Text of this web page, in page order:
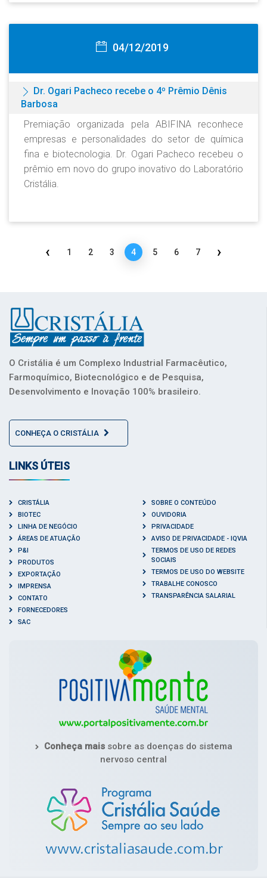
04/12/2019
Dr. Ogari Pacheco recebe o 4º Prêmio Dênis
Barbosa
Premiação organizada pela ABIFINA reconhece
empresas e personalidades do setor de química
fina e biotecnologia. Dr. Ogari Pacheco recebeu o
prêmio em novo do grupo inovativo do Laboratório
Cristália.
‹ 1 2 3 4 5 6 7 ›
O Cristália é um Complexo Industrial Farmacêutico,
Farmoquímico, Biotecnológico e de Pesquisa,
Desenvolvimento e Inovação 100% brasileiro.
CONHEÇA O CRISTÁLIA
LINKS ÚTEIS
CRISTÁLIA
BIOTEC
LINHA DE NEGÓCIO
ÁREAS DE ATUAÇÃO
P&I
PRODUTOS
EXPORTAÇÃO
IMPRENSA
CONTATO
FORNECEDORES
SAC
SOBRE O CONTEÚDO
OUVIDORIA
PRIVACIDADE
AVISO DE PRIVACIDADE - IQVIA
TERMOS DE USO DE REDES
SOCIAIS
TERMOS DE USO DO WEBSITE
TRABALHE CONOSCO
TRANSPARÊNCIA SALARIAL
Conheça maissobre as doenças do sistema
nervoso central